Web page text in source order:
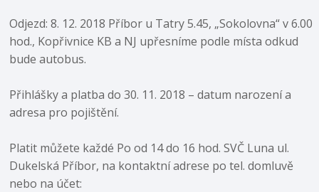
Odjezd: 8. 12. 2018 Příbor u Tatry 5.45, „Sokolovna“ v 6.00
hod., Kopřivnice KB a NJ upřesníme podle místa odkud
bude autobus.
Přihlášky a platba do 30. 11. 2018 – datum narození a
adresa pro pojištění.
Platit můžete každé Po od 14 do 16 hod. SVČ Luna ul.
Dukelská Příbor, na kontaktní adrese po tel. domluvě
nebo na účet: